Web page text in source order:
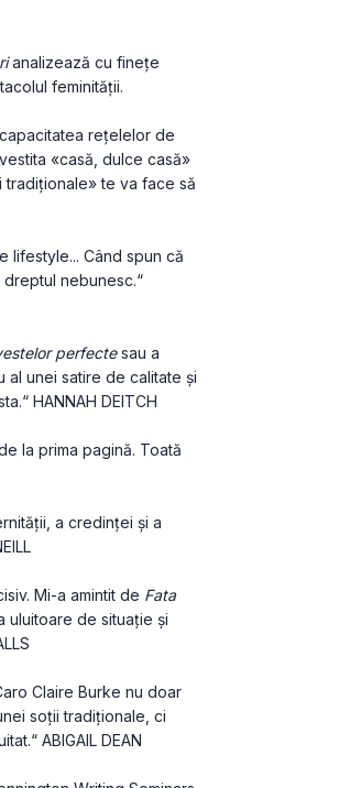
analizează cu finețe
feminității.
rețelelor de
«casă, dulce casă»
tradiționale» te va face să
lifestyle... Când spun că
nebunesc.“
perfecte
al unei satire de calitate și
HANNAH DEITCH
la prima pagină. Toată
a credinței și a
Mi-a amintit de Fata
uluitoare de situație și
Claire Burke nu doar
soții tradiționale, ci
ABIGAIL DEAN